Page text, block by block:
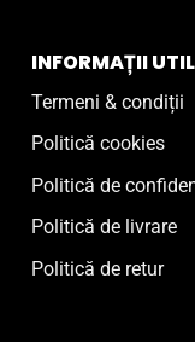
INFORMAȚII
Termeni & condiții
Politică cookies
Politică de
Politică de livrare
Politică de retur